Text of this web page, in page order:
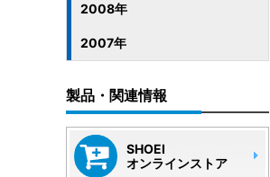
2008年
2007年
製品・関連情報
SHOEI
オンラインストア